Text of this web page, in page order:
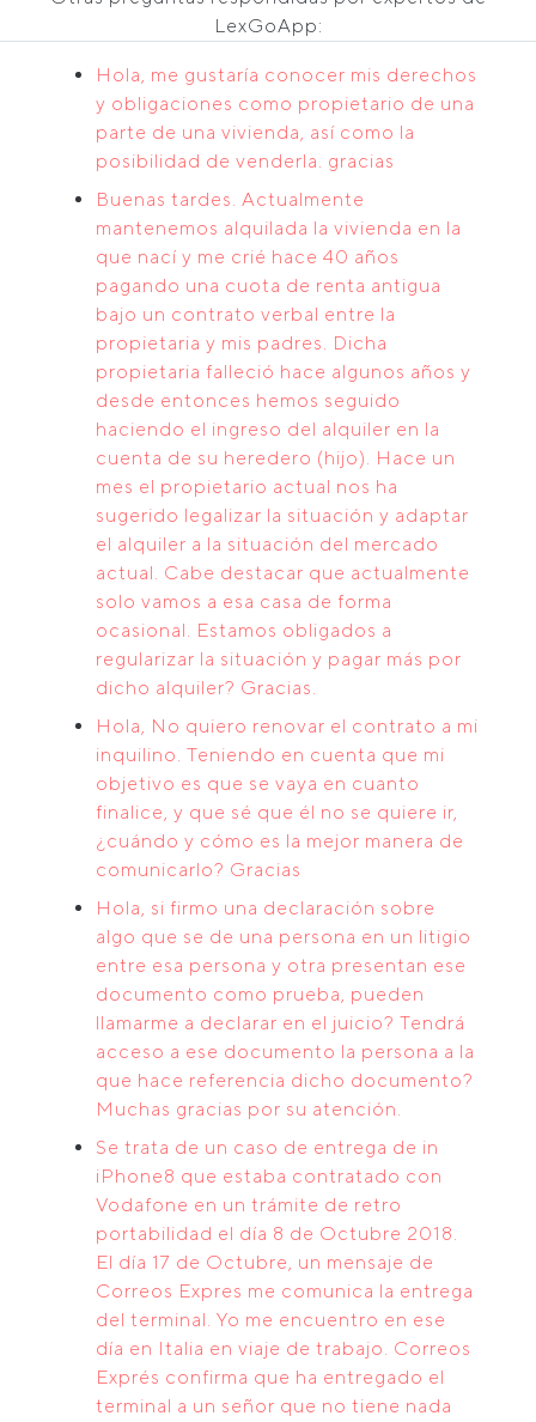
LexGoApp:
Hola, me gustaría conocer mis derechos
y obligaciones como propietario de una
parte de una vivienda, así como la
posibilidad de venderla. gracias
Buenas tardes. Actualmente
mantenemos alquilada la vivienda en la
que nací y me crié hace 40 años
pagando una cuota de renta antigua
bajo un contrato verbal entre la
propietaria y mis padres. Dicha
propietaria falleció hace algunos años y
desde entonces hemos seguido
haciendo el ingreso del alquiler en la
cuenta de su heredero (hijo). Hace un
mes el propietario actual nos ha
sugerido legalizar la situación y adaptar
el alquiler a la situación del mercado
actual. Cabe destacar que actualmente
solo vamos a esa casa de forma
ocasional. Estamos obligados a
regularizar la situación y pagar más por
dicho alquiler? Gracias.
Hola, No quiero renovar el contrato a mi
inquilino. Teniendo en cuenta que mi
objetivo es que se vaya en cuanto
finalice, y que sé que él no se quiere ir,
¿cuándo y cómo es la mejor manera de
comunicarlo? Gracias
Hola, si firmo una declaración sobre
algo que se de una persona en un litigio
entre esa persona y otra presentan ese
documento como prueba, pueden
llamarme a declarar en el juicio? Tendrá
acceso a ese documento la persona a la
que hace referencia dicho documento?
Muchas gracias por su atención.
Se trata de un caso de entrega de in
iPhone8 que estaba contratado con
Vodafone en un trámite de retro
portabilidad el día 8 de Octubre 2018.
El día 17 de Octubre, un mensaje de
Correos Expres me comunica la entrega
del terminal. Yo me encuentro en ese
día en Italia en viaje de trabajo. Correos
Exprés confirma que ha entregado el
terminal a un señor que no tiene nada